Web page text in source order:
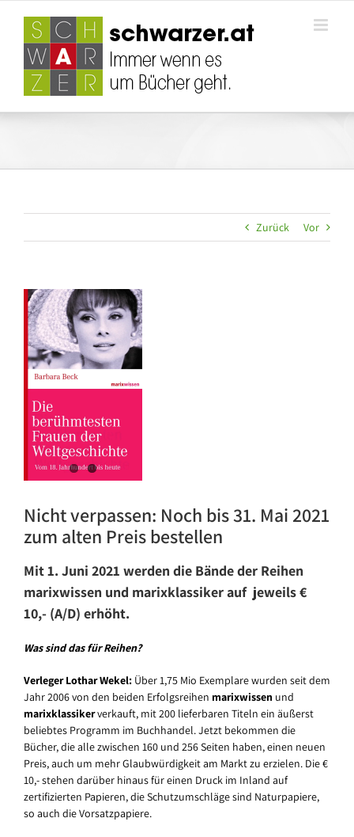
springen
Zurück Vor
Nicht verpassen: Noch bis 31. Mai 2021
zum alten Preis bestellen
Mit 1. Juni 2021 werden die Bände der Reihen
marixwissen und marixklassiker auf jeweils €
10,- (A/D) erhöht.
Was sind das für Reihen?
Verleger Lothar Wekel: Über 1,75 Mio Exemplare wurden seit dem
Jahr 2006 von den beiden Erfolgsreihen marixwissen und
marixklassikerverkauft, mit 200 lieferbaren Titeln ein äußerst
beliebtes Programm im Buchhandel. Jetzt bekommen die
Bücher, die alle zwischen 160 und 256 Seiten haben, einen neuen
Preis, auch um mehr Glaubwürdigkeit am Markt zu erzielen. Die €
10,- stehen darüber hinaus für einen Druck im Inland auf
zertifizierten Papieren, die Schutzumschläge sind Naturpapiere,
so auch die Vorsatzpapiere.